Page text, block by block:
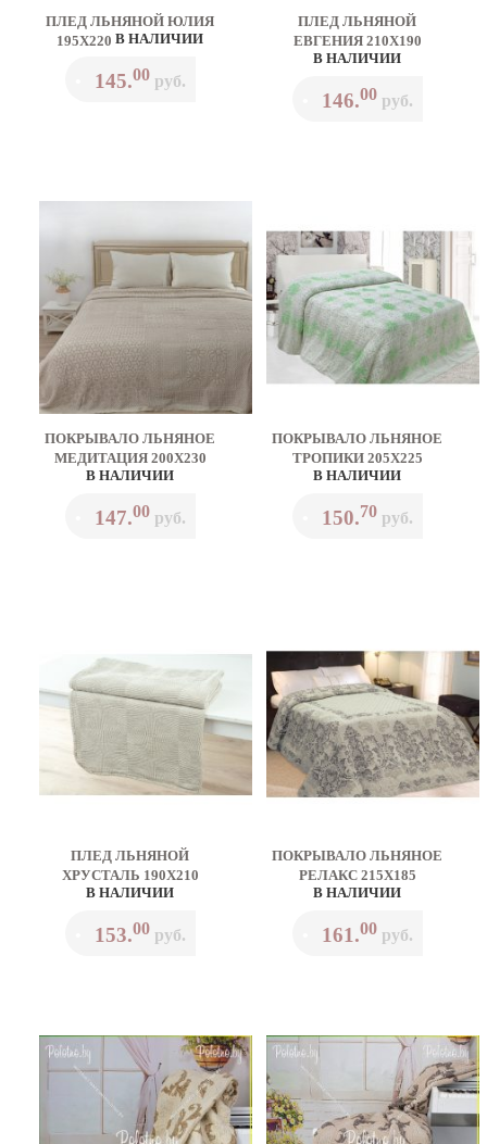
ПЛЕД ЛЬНЯНОЙ ЮЛИЯ
195Х220 В НАЛИЧИИ
145.00руб.
ПЛЕД ЛЬНЯНОЙ
ЕВГЕНИЯ 210Х190
В НАЛИЧИИ
146.00руб.
ПОКРЫВАЛО ЛЬНЯНОЕ
МЕДИТАЦИЯ 200Х230
В НАЛИЧИИ
147.00руб.
ПОКРЫВАЛО ЛЬНЯНОЕ
ТРОПИКИ 205Х225
В НАЛИЧИИ
150.70руб.
ПЛЕД ЛЬНЯНОЙ
ХРУСТАЛЬ 190Х210
В НАЛИЧИИ
153.00руб.
ПОКРЫВАЛО ЛЬНЯНОЕ
РЕЛАКС 215Х185
В НАЛИЧИИ
161.00руб.